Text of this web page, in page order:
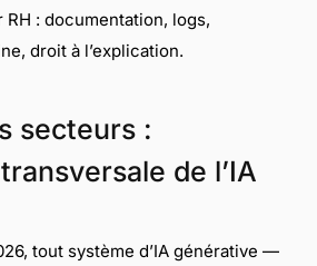
: documentation, logs,
droit à l’explication.
secteurs :
de l’IA
tout système d’IA générative —